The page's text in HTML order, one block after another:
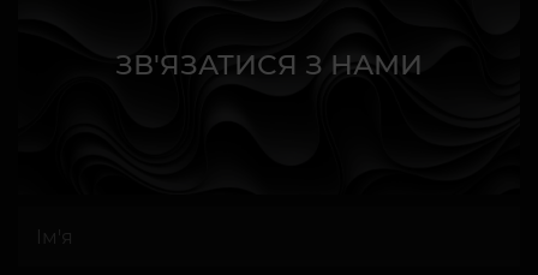
ЗВ'ЯЗАТИСЯ З НАМИ